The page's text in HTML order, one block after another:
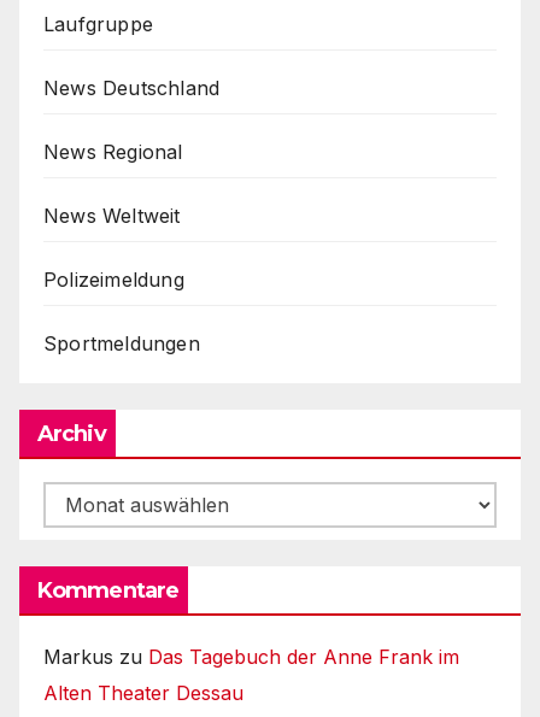
Laufgruppe
News Deutschland
News Regional
News Weltweit
Polizeimeldung
Sportmeldungen
Archiv
Archiv
Kommentare
Markus zu Das Tagebuch der Anne Frank im
Alten Theater Dessau